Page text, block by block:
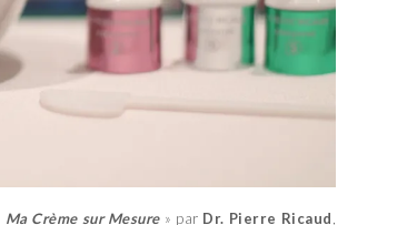
Ma Crème sur Mesure» par Dr. Pierre Ricaud